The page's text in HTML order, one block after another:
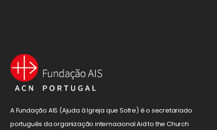
A Fundação AIS (Ajuda à Igreja que Sofre) é o secretariado
português da organização internacional Aid to the Church